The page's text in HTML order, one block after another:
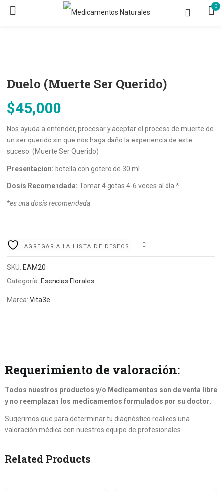
0
Duelo (Muerte Ser Querido)
$45,000
Nos ayuda a entender, procesar y aceptar el proceso de muerte de
un ser querido sin que nos haga daño la experiencia de este
suceso. (Muerte Ser Querido)
Presentacion: botella con gotero de 30 ml
Dosis Recomendada: Tomar 4 gotas 4-6 veces al día.*
*es una dosis recomendada
AGREGAR A LA LISTA DE DESEOS
SKU:EAM20
Categoría:Esencias Florales
Marca:Vita3e
Requerimiento de valoración:
Todos nuestros productos y/o Medicamentos son de venta libre
y no reemplazan los medicamentos formulados por su doctor.
Sugerimos que para determinar tu diagnóstico realices una
valoración médica con nuestros equipo de profesionales.
Related Products